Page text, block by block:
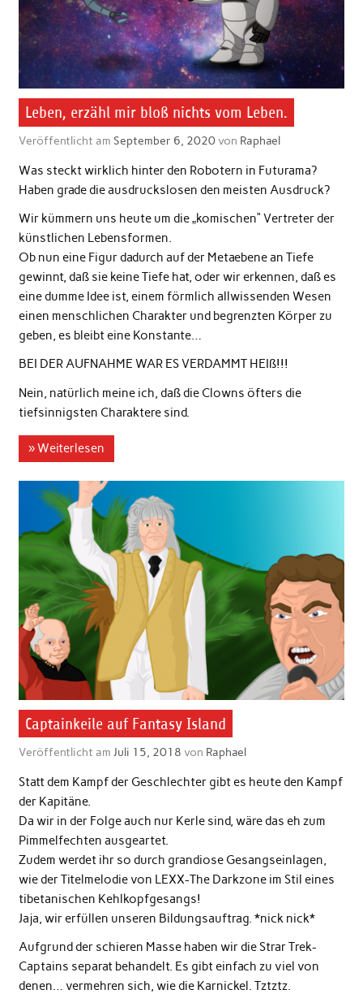
Leben, erzähl mir bloß nichts vom Leben.
Veröffentlicht am September 6, 2020von Raphael
Was steckt wirklich hinter den Robotern in Futurama?
Haben grade die ausdruckslosen den meisten Ausdruck?
Wir kümmern uns heute um die „komischen“ Vertreter der
künstlichen Lebensformen.
Ob nun eine Figur dadurch auf der Metaebene an Tiefe
gewinnt, daß sie keine Tiefe hat, oder wir erkennen, daß es
eine dumme Idee ist, einem förmlich allwissenden Wesen
einen menschlichen Charakter und begrenzten Körper zu
geben, es bleibt eine Konstante…
BEI DER AUFNAHME WAR ES VERDAMMT HEIß!!!
Nein, natürlich meine ich, daß die Clowns öfters die
tiefsinnigsten Charaktere sind.
» Weiterlesen
Captainkeile auf Fantasy Island
Veröffentlicht am Juli 15, 2018 von Raphael
Statt dem Kampf der Geschlechter gibt es heute den Kampf
der Kapitäne.
Da wir in der Folge auch nur Kerle sind, wäre das eh zum
Pimmelfechten ausgeartet.
Zudem werdet ihr so durch grandiose Gesangseinlagen,
wie der Titelmelodie von LEXX-The Darkzone im Stil eines
tibetanischen Kehlkopfgesangs!
Jaja, wir erfüllen unseren Bildungsauftrag. *nick nick*
Aufgrund der schieren Masse haben wir die Strar Trek-
Captains separat behandelt. Es gibt einfach zu viel von
denen… vermehren sich, wie die Karnickel. Tztztz.